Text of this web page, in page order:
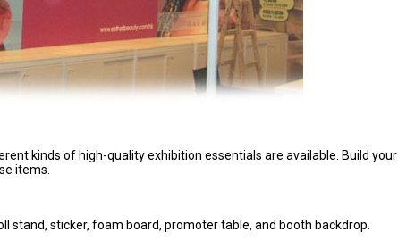
kinds of high-quality exhibition essentials are available. Build your
items.
stand, sticker, foam board, promoter table, and booth backdrop.